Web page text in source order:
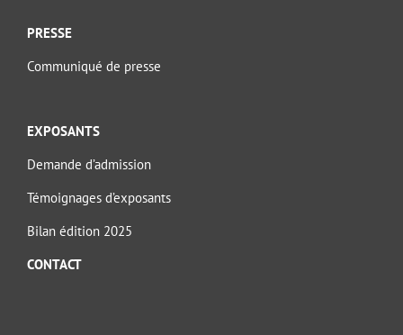
PRESSE
Communiqué de presse
EXPOSANTS
Demande d’admission
Témoignages d’exposants
Bilan édition 2025
CONTACT